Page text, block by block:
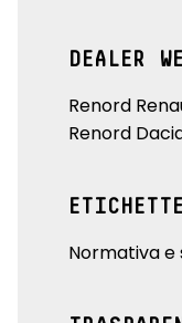
DEALER
Renord
Renord
Normativa